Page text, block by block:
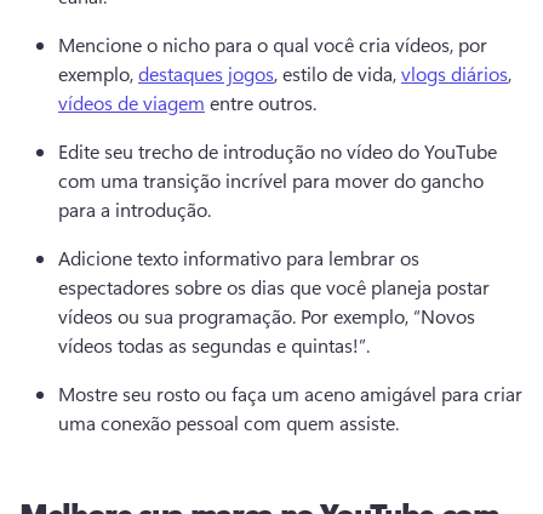
Mencione o nicho para o qual você cria vídeos, por
exemplo, destaques jogos, estilo de vida, vlogs diários,
vídeos de viagem entre outros.
Edite seu trecho de introdução no vídeo do YouTube
com uma transição incrível para mover do gancho
para a introdução.
Adicione texto informativo para lembrar os
espectadores sobre os dias que você planeja postar
vídeos ou sua programação. Por exemplo, “Novos
vídeos todas as segundas e quintas!”.
Mostre seu rosto ou faça um aceno amigável para criar
uma conexão pessoal com quem assiste.